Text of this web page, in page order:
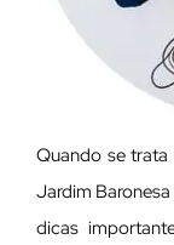
Quando se
Jardim
dicas